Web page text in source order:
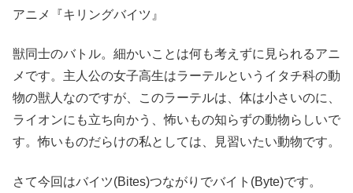
アニメ『キリングバイツ』
獣同士のバトル。細かいことは何も考えずに見られるアニ
メです。主人公の女子高生はラーテルというイタチ科の動
物の獣人なのですが、このラーテルは、体は小さいのに、
ライオンにも立ち向かう、怖いもの知らずの動物らしいで
す。怖いものだらけの私としては、見習いたい動物です。
さて今回はバイツ(Bites)つながりでバイト(Byte)です。